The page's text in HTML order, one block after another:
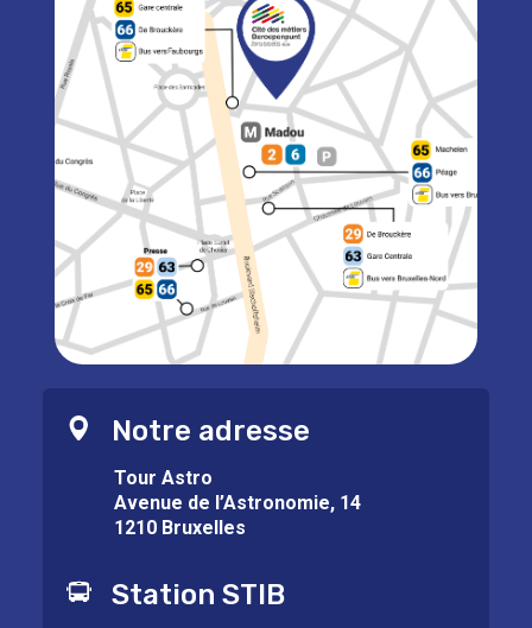
Notre adresse
Tour Astro
Avenue de l’Astronomie, 14
1210 Bruxelles
Station STIB